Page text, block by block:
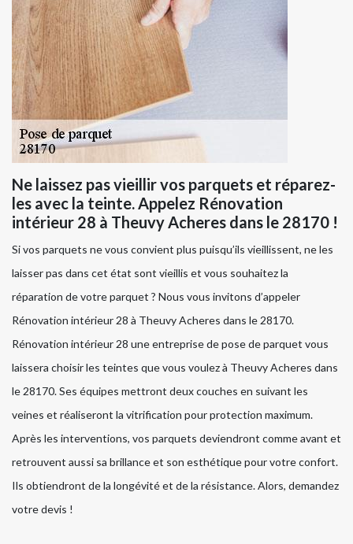
Ne laissez pas vieillir vos parquets et réparez-
les avec la teinte. Appelez Rénovation
intérieur 28 à Theuvy Acheres dans le 28170 !
Si vos parquets ne vous convient plus puisqu’ils vieillissent, ne les
laisser pas dans cet état sont vieillis et vous souhaitez la
réparation de votre parquet ? Nous vous invitons d’appeler
Rénovation intérieur 28 à Theuvy Acheres dans le 28170.
Rénovation intérieur 28 une entreprise de pose de parquet vous
laissera choisir les teintes que vous voulez à Theuvy Acheres dans
le 28170. Ses équipes mettront deux couches en suivant les
veines et réaliseront la vitrification pour protection maximum.
Après les interventions, vos parquets deviendront comme avant et
retrouvent aussi sa brillance et son esthétique pour votre confort.
Ils obtiendront de la longévité et de la résistance. Alors, demandez
votre devis !